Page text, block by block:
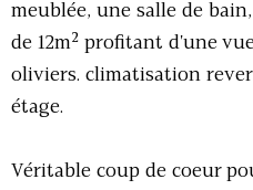
meublée, une salle de
de 12m² profitant d'une
oliviers. climatisation
étage.
Véritable coup de coeur